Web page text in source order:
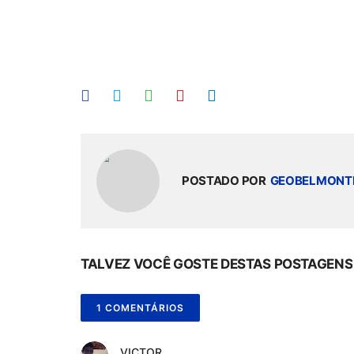
POSTADO POR
TALVEZ VOCÊ GOSTE DESTAS POSTAGENS
1 COMENTÁRIOS